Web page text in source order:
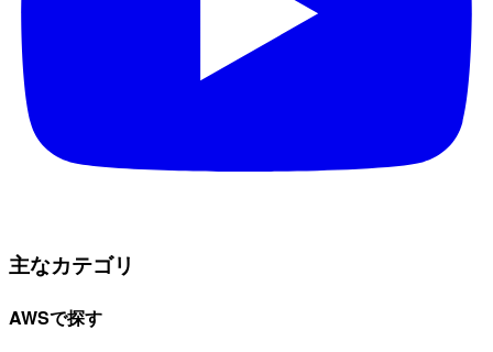
主なカテゴリ
AWSで探す